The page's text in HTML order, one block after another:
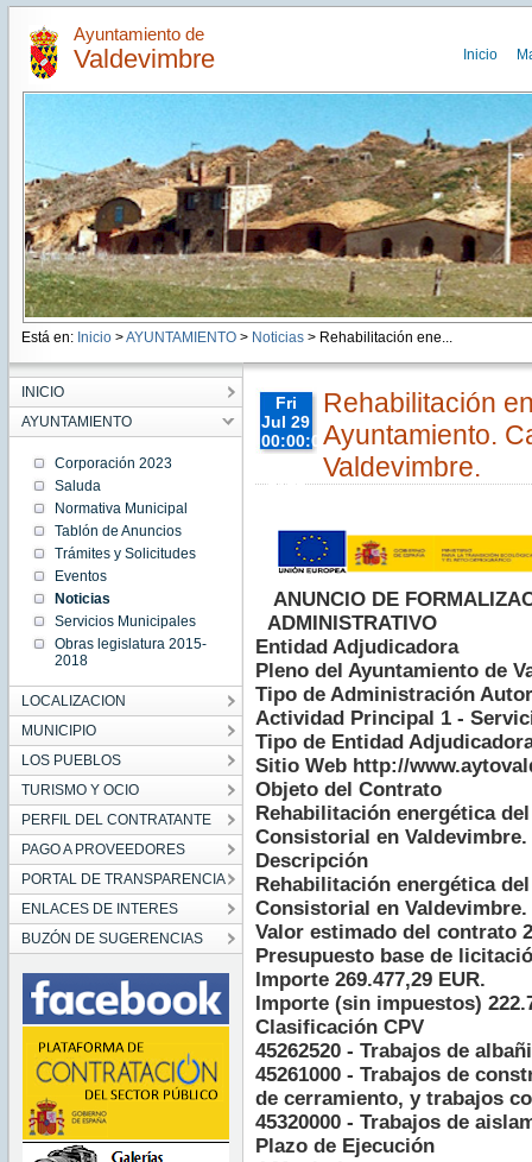
Ayuntamiento de
Valdevimbre Inicio
Está en: Inicio >AYUNTAMIENTO> Noticias> Rehabilitación ene...
INICIO
AYUNTAMIENTO
Corporación 2023
Saluda
Normativa Municipal
Tablón de Anuncios
Trámites y Solicitudes
Eventos
Noticias
Servicios Municipales
Obras legislatura 2015-
2018
LOCALIZACION
MUNICIPIO
LOS PUEBLOS
TURISMO Y OCIO
PERFIL DEL CONTRATANTE
PAGO A PROVEEDORES
PORTAL DE TRANSPARENCIA
ENLACES DE INTERES
BUZÓN DE SUGERENCIAS
Fri
Jul 29
00:00:00
CEST
2022
Fri Jul 29
CEST
2022
Rehabilitación
Ayuntamiento.
Valdevimbre.
ANUNCIO DE
ADMINISTRATIVO
Entidad Adjudicadora
Pleno del Ayuntamiento de
Tipo de Administración
Actividad Principal 1 -
Tipo de Entidad
Sitio Web http://
Objeto del Contrato
Rehabilitación energética
Consistorial en Valdevimbre.
Descripción
Rehabilitación energética
Consistorial en Valdevimbre.
Valor estimado del contrato
Presupuesto base de
Importe 269.477,29 EUR.
Importe (sin impuestos)
Clasificación CPV
45262520 - Trabajos de
45261000 - Trabajos de
de cerramiento, y trabajos
45320000 - Trabajos de
Plazo de Ejecución